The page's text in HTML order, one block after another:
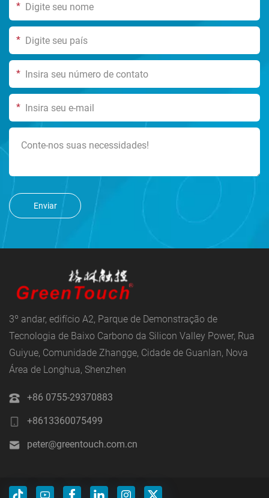
*
*
*
*
Enviar
3º andar, edifício A2, Parque de Demonstração de
Tecnologia de Baixo Carbono da Silicon Valley Power, Rua
Guiyue, Comunidade Zhangge, Cidade de Guanlan, Nova
Área de Longhua, Shenzhen
+86 0755-29370883
+8613360075499
peter@greentouch.com.cn